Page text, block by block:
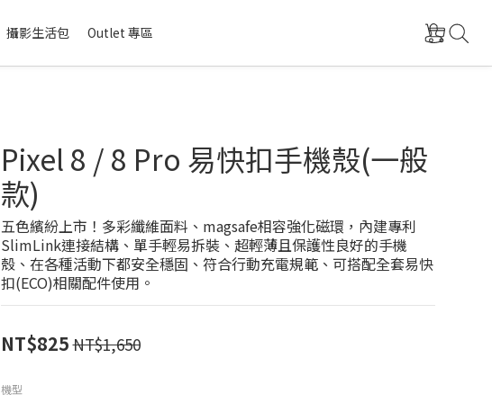
攝影生活包 Outlet 專區
Pixel 8 / 8 Pro 易快扣手機殼(一般
款)
五色繽紛上市！多彩纖維面料、magsafe相容強化磁環，內建專利
SlimLink連接結構、單手輕易拆裝、超輕薄且保護性良好的手機
殼、在各種活動下都安全穩固、符合行動充電規範、可搭配全套易快
扣(ECO)相關配件使用。
NT$825NT$1,650
機型